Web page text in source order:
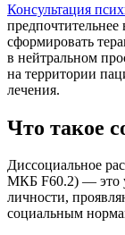
Консультация
сформировать
в нейтральном
на территории
лечения.
Что такое
Диссоциальное
МКБ F60.2) — это
личности,
социальным